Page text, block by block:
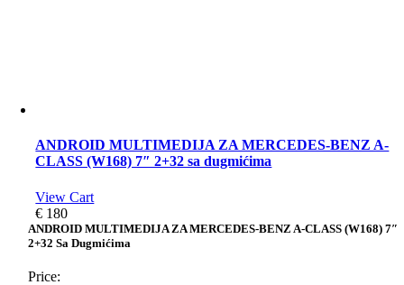
ANDROID MULTIMEDIJA ZA MERCEDES-BENZ A-
CLASS (W168) 7″ 2+32 sa dugmićima
View Cart
€ 180
ANDROID MULTIMEDIJA ZA MERCEDES-BENZ A-CLASS (W168) 7″
2+32 Sa Dugmićima
Price: